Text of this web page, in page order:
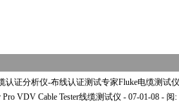
认证分析仪-布线认证测试专家Fluke电缆测试
Pro VDV Cable Tester线缆测试仪 - 07-01-08 - 阅: